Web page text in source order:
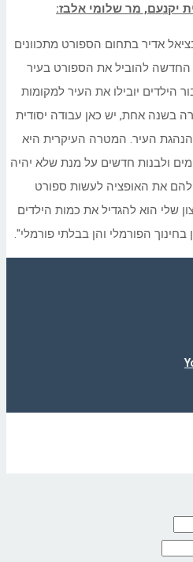
יקנעם, מר שלומי אלבז:
אדיר בתחום הספורט מתכוונים
החדשה להוביל את הספורט בעיר
הילדים יובילו את העיר למקומות
בשנה אחת, יש כאן עבודה יסודית
העיר. המטרה העיקרית היא
ולבנות חדשים על מנת שלא יהיה
את האופציה לעשות ספורט
שלי הוא להגדיל את כמות הילדים
הפורמלי והן בבלתי פורמלי".